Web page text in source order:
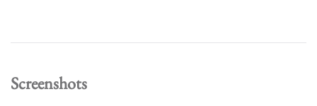
Screenshots